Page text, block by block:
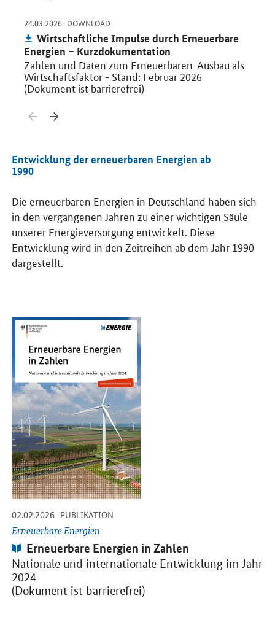
Zurück blättern
24.03.2026 -DOWNLOAD-
Publikation:
Wirtschaftliche Impulse durch Erneuerbare
Energien – Kurzdokumentation
Zahlen und Daten zum Erneuerbaren-Ausbau als
Wirtschaftsfaktor - Stand: Februar 2026
(Dokument ist barrierefrei)
Entwicklung der erneuerbaren Energien ab
1990
Die erneuerbaren Energien in Deutschland haben sich
in den vergangenen Jahren zu einer wichtigen Säule
unserer Energieversorgung entwickelt. Diese
Entwicklung wird in den Zeitreihen ab dem Jahr 1990
dargestellt.
02.02.2026 -
PUBLIKATION
Erneuerbare Energien
Publikation:
Erneuerbare Energien in Zahlen
Nationale und internationale Entwicklung im Jahr
2024
(Dokument ist barrierefrei)
Öffnet PDF "Erneuerbare Energien in Zahlen" in neuem Fenster.